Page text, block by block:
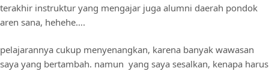
terakhir instruktur yang mengajar juga alumni daerah pondok
aren sana, hehehe….
pelajarannya cukup menyenangkan, karena banyak wawasan
saya yang bertambah. namun yang saya sesalkan, kenapa harus